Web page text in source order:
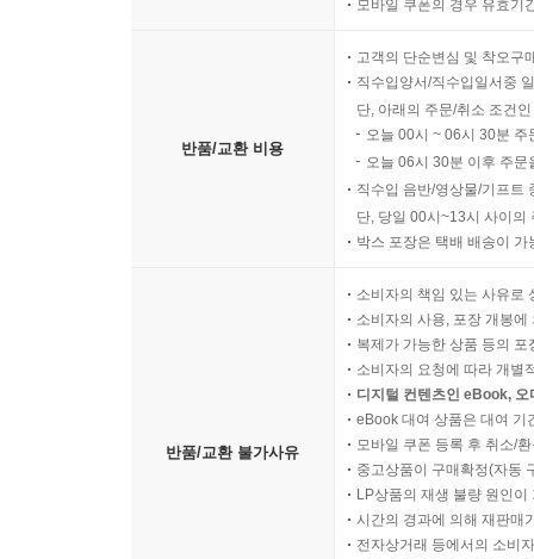
모바일 쿠폰의 경우 유효기
반품/교환 비용
고객의 단순변심 및 착오구
직수입양서/직수입일서중
단, 아래의 주문/취소 조건
오늘 00시 ~ 06시 30분
오늘 06시 30분 이후 주
직수입 음반/영상물/기프트
단, 당일 00시~13시 사이의
박스 포장은 택배 배송이
반품/교환 불가사유
소비자의 책임 있는 사유로
소비자의 사용, 포장 개봉
복제가 가능한 상품 등의
소비자의 요청에 따라 개별
디지털 컨텐츠인 eBook,
eBook 대여 상품은 대여 기
모바일 쿠폰 등록 후 취소/
중고상품이 구매확정(자동
LP상품의 재생 불량 원인
시간의 경과에 의해 재판매
전자상거래 등에서의 소비